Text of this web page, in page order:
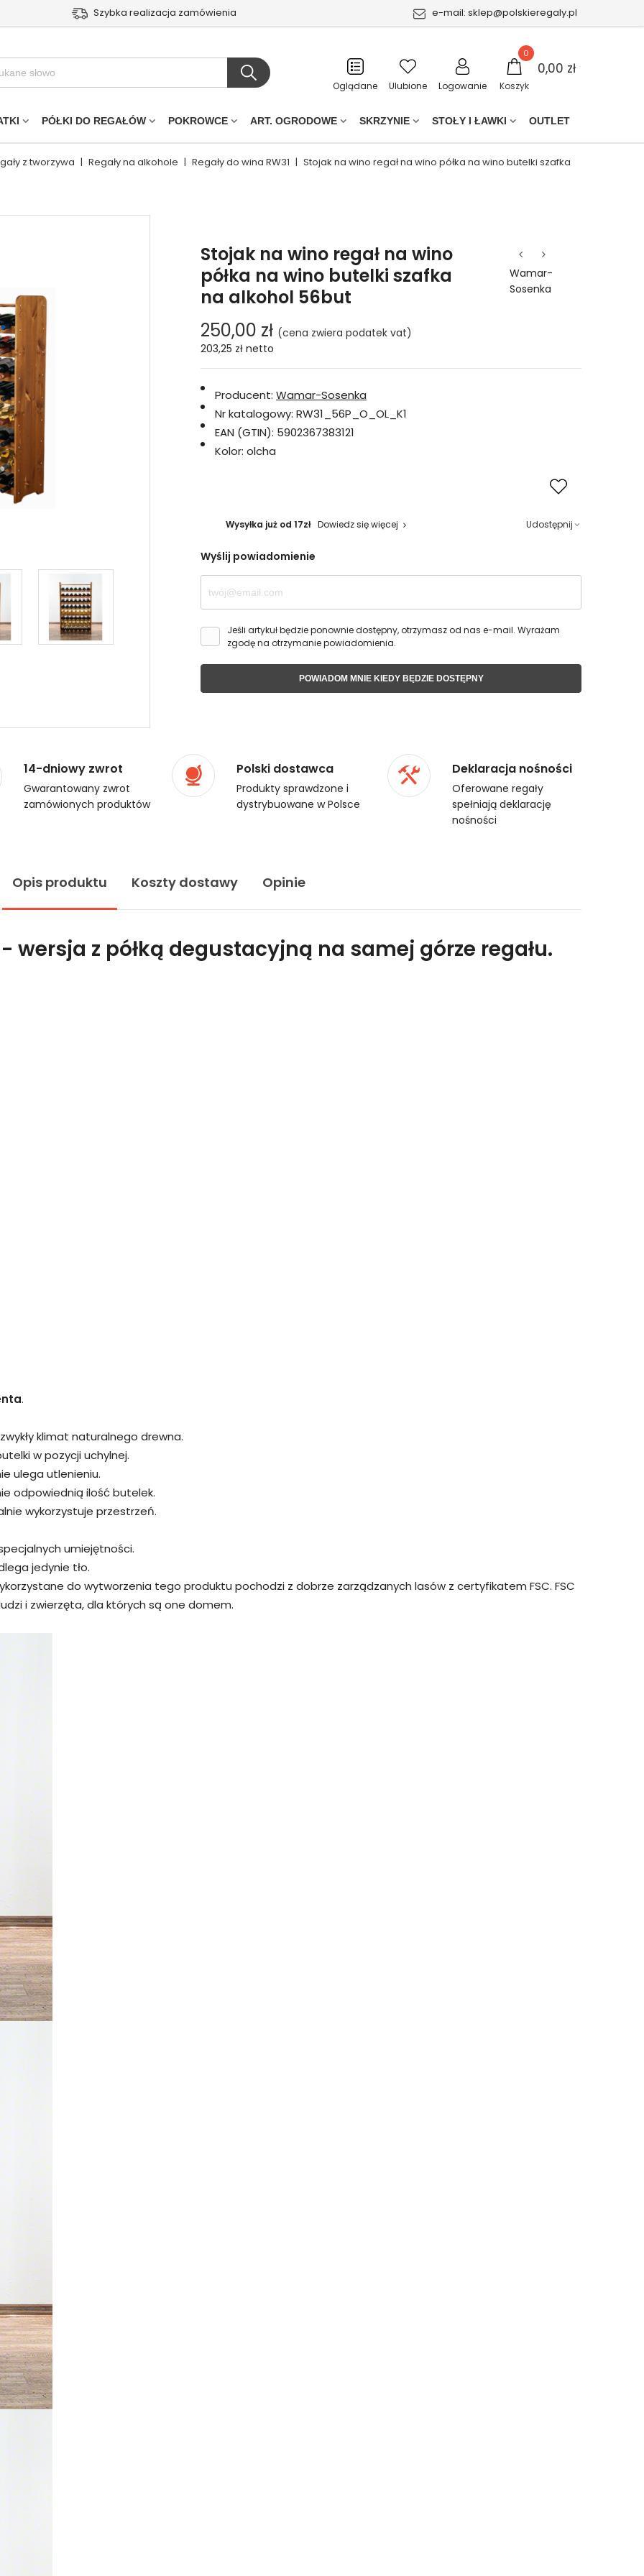
Szybka realizacja zamówienia e-mail: sklep@polskieregaly.pl
Oglądane Ulubione Logowanie Koszyk
0
0,00 zł
PÓŁKI DO REGAŁÓW POKROWCE ART. OGRODOWE SKRZYNIE STOŁY I ŁAWKI OUTLET
z tworzywa | Regały na alkohole | Regały do wina RW31 | Stojak na wino regał na wino półka na wino butelki szafka
Stojak na wino regał na wino
półka na wino butelki szafka
na alkohol 56but
Wamar-
Sosenka
250,00 zł (cena zwiera podatek vat)
203,25 zł netto
Producent: Wamar-Sosenka
Nr katalogowy: RW31_56P_O_OL_K1
EAN (GTIN): 5902367383121
Kolor: olcha
Wysyłka już od 17zł Dowiedz się więcej Udostępnij
Wyślij powiadomienie
Jeśli artykuł będzie ponownie dostępny, otrzymasz od nas e-mail. Wyrażam
zgodę na otrzymanie powiadomienia.
POWIADOM MNIE KIEDY BĘDZIE DOSTĘPNY
14-dniowy zwrot
Gwarantowany zwrot
zamówionych produktów
Polski dostawca
Produkty sprawdzone i
dystrybuowane w Polsce
Deklaracja nośności
Oferowane regały
spełniają deklarację
nośności
Opis produktu Koszty dostawy Opinie
wersja z półką degustacyjną na samej górze regału.
.
klimat naturalnego drewna.
w pozycji uchylnej.
ulega utlenieniu.
odpowiednią ilość butelek.
wykorzystuje przestrzeń.
umiejętności.
jedynie tło.
do wytworzenia tego produktu pochodzi z dobrze zarządzanych lasów z certyfikatem FSC. FSC
i zwierzęta, dla których są one domem.